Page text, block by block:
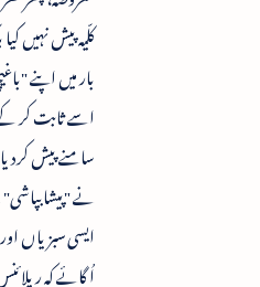
کلّیہ پیش نہیں
بار میں اپنے
اسے ثابت کر
سامنے پیش
نے
ایسی سبزیاں
اُگائے کہ